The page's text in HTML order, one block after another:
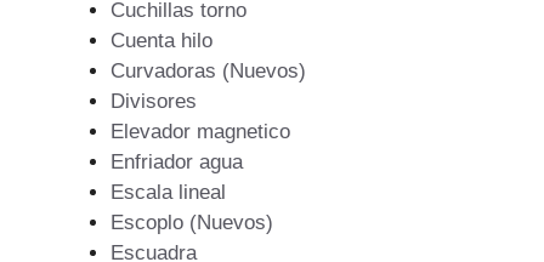
Cuchillas torno
Cuenta hilo
Curvadoras (Nuevos)
Divisores
Elevador magnetico
Enfriador agua
Escala lineal
Escoplo (Nuevos)
Escuadra